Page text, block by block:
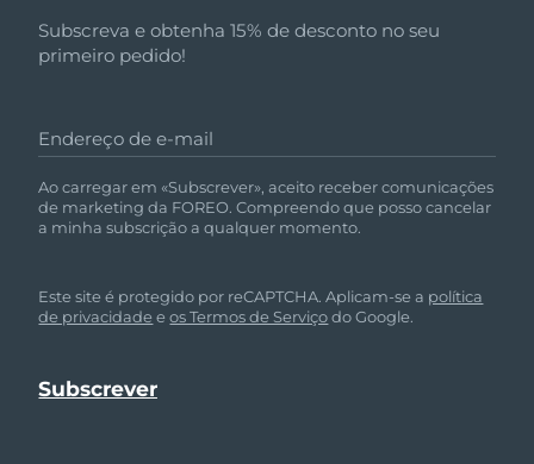
Subscreva e obtenha 15% de desconto no seu
primeiro pedido!
Endereço de e-mail
Ao carregar em «Subscrever», aceito receber comunicações
de marketing da FOREO. Compreendo que posso cancelar
a minha subscrição a qualquer momento.
Este site é protegido por reCAPTCHA. Aplicam-se a política
de privacidade eos Termos de Serviçodo Google.